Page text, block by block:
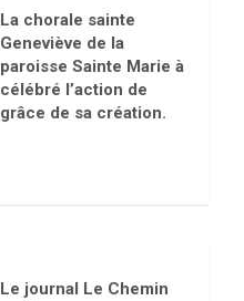
La chorale sainte
Geneviève de la
paroisse Sainte Marie à
célébré l’action de
grâce de sa création.
Le journal Le Chemin